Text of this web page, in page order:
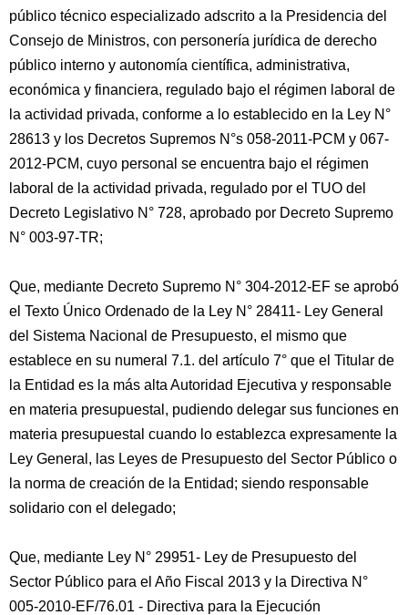
público técnico especializado adscrito a la Presidencia del
Consejo de Ministros, con personería jurídica de derecho
público interno y autonomía científica, administrativa,
económica y financiera, regulado bajo el régimen laboral de
la actividad privada, conforme a lo establecido en la Ley N°
28613 y los Decretos Supremos N°s 058-2011-PCM y 067-
2012-PCM, cuyo personal se encuentra bajo el régimen
laboral de la actividad privada, regulado por el TUO del
Decreto Legislativo N° 728, aprobado por Decreto Supremo
N° 003-97-TR;
Que, mediante Decreto Supremo N° 304-2012-EF se aprobó
el Texto Único Ordenado de la Ley N° 28411- Ley General
del Sistema Nacional de Presupuesto, el mismo que
establece en su numeral 7.1. del artículo 7° que el Titular de
la Entidad es la más alta Autoridad Ejecutiva y responsable
en materia presupuestal, pudiendo delegar sus funciones en
materia presupuestal cuando lo establezca expresamente la
Ley General, las Leyes de Presupuesto del Sector Público o
la norma de creación de la Entidad; siendo responsable
solidario con el delegado;
Que, mediante Ley N° 29951- Ley de Presupuesto del
Sector Público para el Año Fiscal 2013 y la Directiva N°
005-2010-EF/76.01 - Directiva para la Ejecución